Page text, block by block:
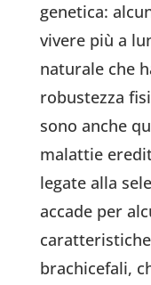
genetica:
vivere più a
naturale che
robustezza
sono anche
malattie
legate alla
accade per
brachicefali,